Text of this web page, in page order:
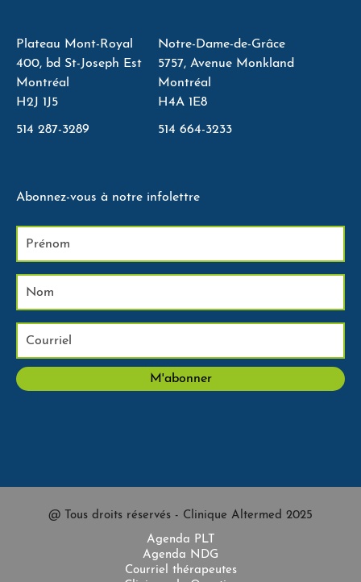
Plateau Mont-Royal
400, bd St-Joseph Est
Montréal
H2J 1J5
514 287-3289
Notre-Dame-de-Grâce
5757, Avenue Monkland
Montréal
H4A 1E8
514 664-3233
Abonnez-vous à notre infolettre
@ Tous droits réservés - Clinique Altermed 2025
Agenda PLT
Agenda NDG
Courriel thérapeutes